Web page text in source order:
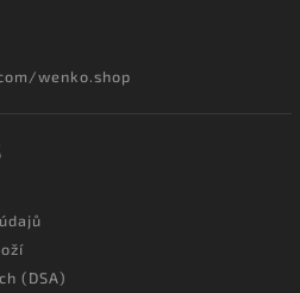
wenko.shop
(DSA)